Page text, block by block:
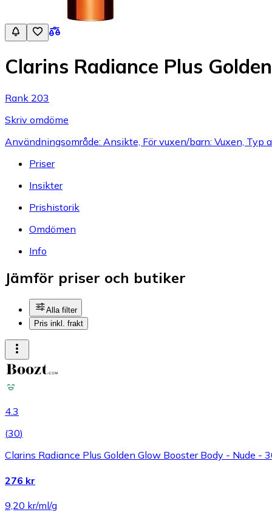
Clarins Radiance Plus
Rank 203
Skriv omdöme
Användningsområde: Ansikte, För vuxen/barn: Vuxen, Typ
Priser
Insikter
Prishistorik
Omdömen
Info
Jämför priser och butiker
Alla filter
Pris inkl. frakt
4.3
(30)
Clarins Radiance Plus Golden Glow Booster Body - Nude -
276 kr
9,20 kr/ml/g